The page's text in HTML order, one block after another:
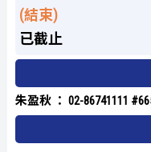
(結束)
已截止
朱盈秋 ： 02-86741111